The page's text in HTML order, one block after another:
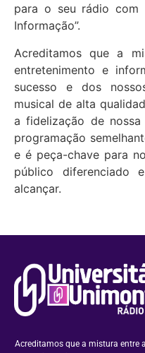
para o seu rádio com
Informação”.
Acreditamos que a
entretenimento e
sucesso e dos
musical de alta
a fidelização de
programação
e é peça-chave para
público
alcançar.
Acreditamos que a mistura entre